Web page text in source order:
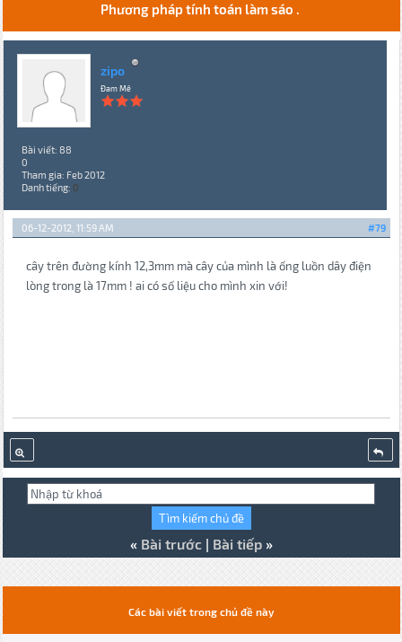
Phương pháp tính toán làm sáo .
zipo
Đam Mê
Bài viết: 88
0
Tham gia: Feb 2012
Danh tiếng: 0
#79
06-12-2012, 11:59 AM
cây trên đường kính 12,3mm mà cây của mình là ống luồn dây điện
lòng trong là 17mm ! ai có số liệu cho mình xin với!
« Bài trước| Bài tiếp»
Các bài viết trong chủ đề này